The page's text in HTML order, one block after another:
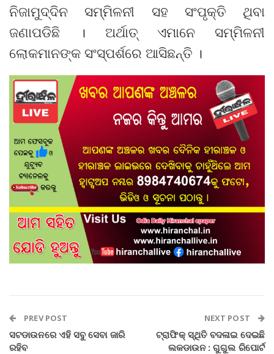
ନିଜାମୁଦ୍ଦିନ ସମ୍ମିଳନୀ ସହ ସଂପୃକ୍ତି ଥିବା
ଜଣାପଡିଛି । ଅର୍ଥାତ୍ ଏମାନେ ସମ୍ମିଳନୀ
ଲୋକମାନଙ୍କ ସଂସ୍ପର୍ଶରେ ଆସିଛନ୍ତି ।
PREV POST
ସଟଡାଉନରେ ଏହି ସବୁ ସେବା ଜାରି
ରହିବ
NEXT POST
ଟ୍ରାଫିକ୍ ସ୍ଥିତି ବଦଳାଇ ଦେଇଛି
ଲକଡାଉନ : ଗୁଗୁଲ ରିପୋର୍ଟ